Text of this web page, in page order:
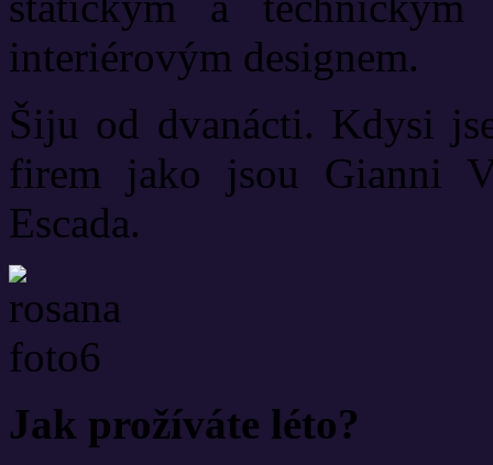
interiérovým designem.
Šiju od dvanácti. Kdysi
firem jako jsou Gianni
Escada.
Jak prožíváte léto?